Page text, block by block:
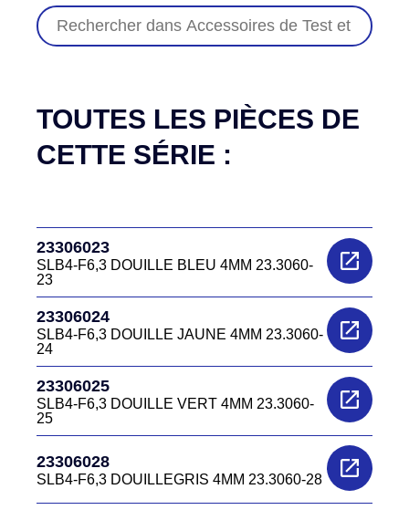
TOUTES LES PIÈCES DE
CETTE SÉRIE :
23306023
SLB4-F6,3 DOUILLE BLEU 4MM 23.3060-
23
23306024
SLB4-F6,3 DOUILLE JAUNE 4MM 23.3060-
24
23306025
SLB4-F6,3 DOUILLE VERT 4MM 23.3060-
25
23306028
SLB4-F6,3 DOUILLEGRIS 4MM 23.3060-28